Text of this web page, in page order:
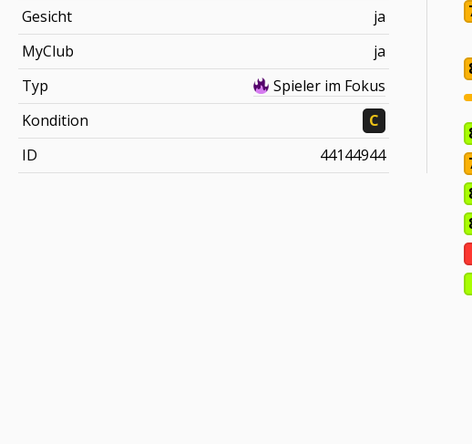
Gesicht
ja
MyClub
ja
Typ
Spieler im Fokus
Kondition
C
ID
44144944